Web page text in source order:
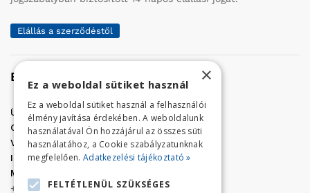
Elállás a szerződéstől
Elérhetőség
Üzletünk címe:
Szolnok, Vércse út 17.
Golf Center Áruház:06 (56) 423-324
VÁR-Kert Áruház: 06 (56) 429-771
Iroda:06 (56) 421-857
Megrendelés, termék információ:
+36 (70) 938-3356
×
Ez a weboldal sütiket használ
Ez a weboldal sütiket használ a felhasználói
élmény javítása érdekében. A weboldalunk
használatával Ön hozzájárul az összes süti
használatához, a Cookie szabályzatunknak
megfelelően. Adatkezelési tájékoztató »
FELTÉTLENÜL SZÜKSÉGES